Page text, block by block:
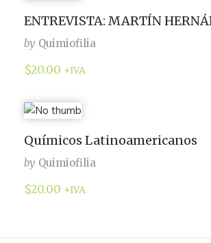
ENTREVISTA: MARTÍN
by Quimiofilia
$20.00 +IVA
Químicos Latinoamericanos
by Quimiofilia
$20.00 +IVA